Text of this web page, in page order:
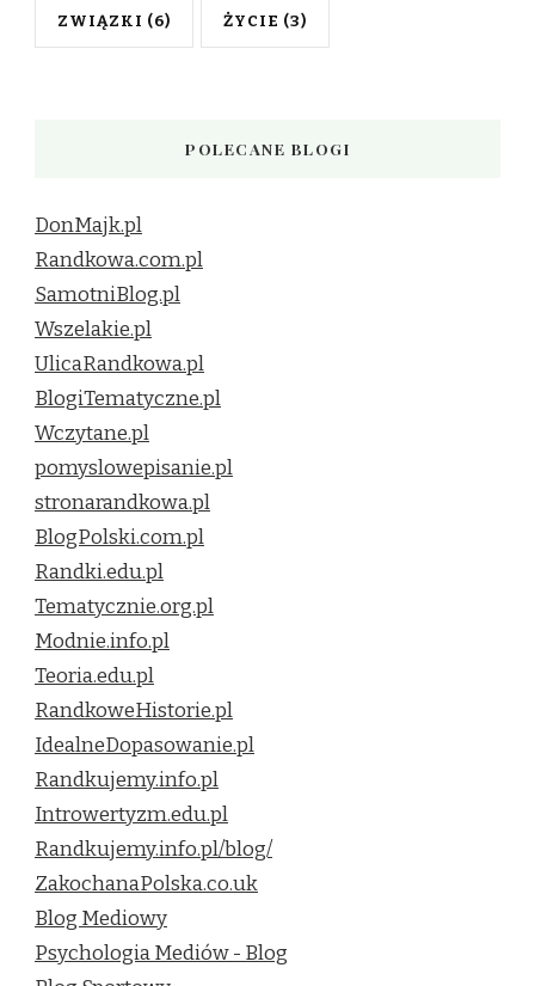
ZWIĄZKI (6) ŻYCIE (3)
POLECANE BLOGI
DonMajk.pl
Randkowa.com.pl
SamotniBlog.pl
Wszelakie.pl
UlicaRandkowa.pl
BlogiTematyczne.pl
Wczytane.pl
pomyslowepisanie.pl
stronarandkowa.pl
BlogPolski.com.pl
Randki.edu.pl
Tematycznie.org.pl
Modnie.info.pl
Teoria.edu.pl
RandkoweHistorie.pl
IdealneDopasowanie.pl
Randkujemy.info.pl
Introwertyzm.edu.pl
Randkujemy.info.pl/blog/
ZakochanaPolska.co.uk
Blog Mediowy
Psychologia Mediów - Blog